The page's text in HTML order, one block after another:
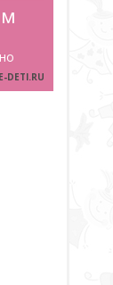
DETI.RU